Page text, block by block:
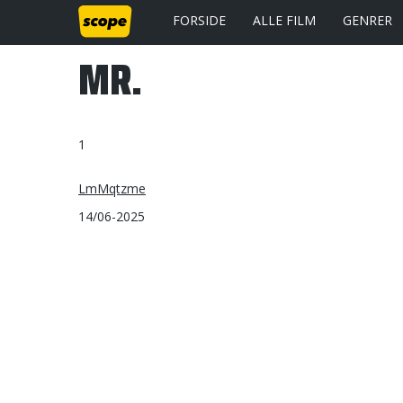
FORSIDE ALLE FILM GENRER
MR.
1
LmMqtzme
14/06-2025